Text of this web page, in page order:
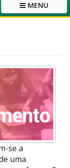
MENU
se a
uma